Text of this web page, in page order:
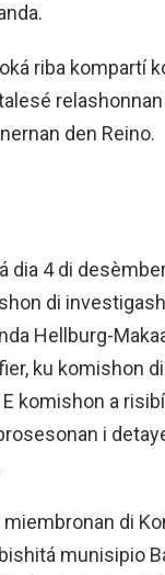
riba kompartí
den Reino.
dia 4 di
di
Hellburg-
ku komishon
komishon a
i
miembronan di
munisipio